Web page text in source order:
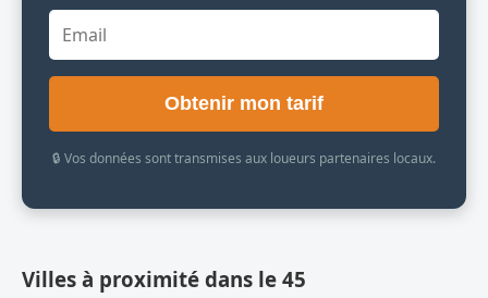
Obtenir mon tarif
🔒 Vos données sont transmises aux loueurs partenaires locaux.
Villes à proximité dans le 45